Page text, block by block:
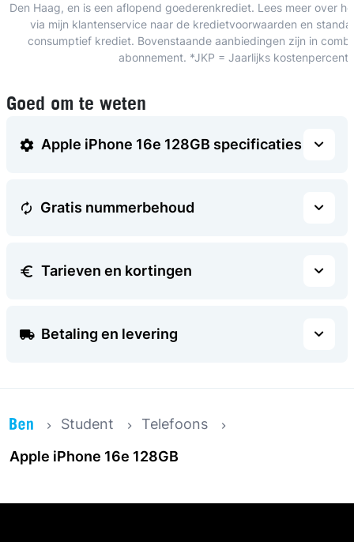
Den Haag, en is een aflopend goederenkrediet. Lees meer over
via mijn klantenservice naar de kredietvoorwaarden en
consumptief krediet. Bovenstaande aanbiedingen zijn in
abonnement. *JKP = Jaarlijks
Goed om te weten
Apple iPhone 16e 128GB specificaties
Gratis nummerbehoud
Tarieven en kortingen
Betaling en levering
Student
Telefoons
Apple iPhone 16e 128GB